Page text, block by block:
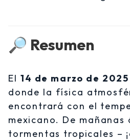
🔎 Resumen
El 14 de marzo de 2025
donde la física
encontrará con el
mexicano. De mañanas
tormentas tropicales –